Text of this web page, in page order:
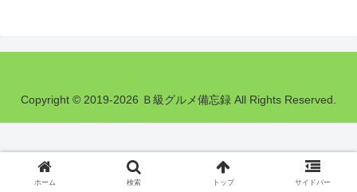
Copyright © 2019-2026 Ｂ級グルメ備忘録 All Rights Reserved.
ホーム 検索 トップ サイドバー